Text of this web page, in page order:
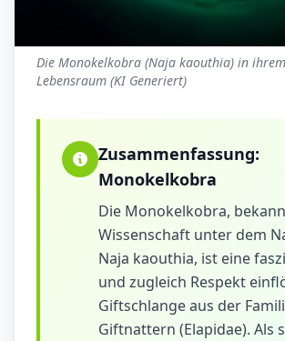
Die Monokelkobra (Naja kaouthia) in
Lebensraum (KI Generiert)
Zusammenfassung:
Monokelkobra
Die Monokelkobra,
Wissenschaft unter dem
Naja kaouthia, ist eine
und zugleich Respekt
Giftschlange aus der
Giftnattern (Elapidae). Als